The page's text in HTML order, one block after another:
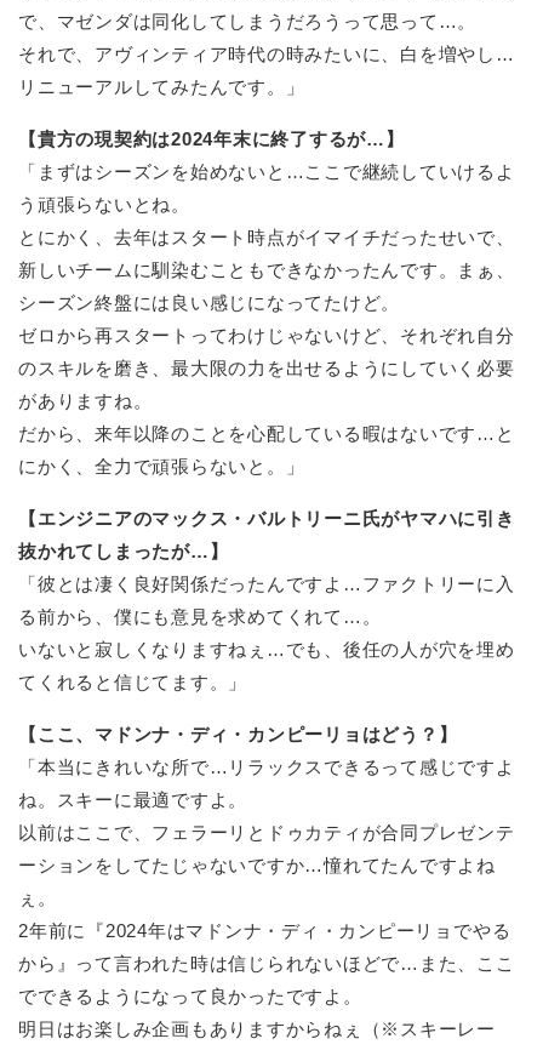
で、マゼンダは同化してしまうだろうって思って…。
それで、アヴィンティア時代の時みたいに、白を増やし…
リニューアルしてみたんです。」
【貴方の現契約は2024年末に終了するが…】
「まずはシーズンを始めないと…ここで継続していけるよ
う頑張らないとね。
とにかく、去年はスタート時点がイマイチだったせいで、
新しいチームに馴染むこともできなかったんです。まぁ、
シーズン終盤には良い感じになってたけど。
ゼロから再スタートってわけじゃないけど、それぞれ自分
のスキルを磨き、最大限の力を出せるようにしていく必要
がありますね。
だから、来年以降のことを心配している暇はないです…と
にかく、全力で頑張らないと。」
【エンジニアのマックス・バルトリーニ氏がヤマハに引き
抜かれてしまったが…】
「彼とは凄く良好関係だったんですよ…ファクトリーに入
る前から、僕にも意見を求めてくれて…。
いないと寂しくなりますねぇ…でも、後任の人が穴を埋め
てくれると信じてます。」
【ここ、マドンナ・ディ・カンピーリョはどう？】
「本当にきれいな所で…リラックスできるって感じですよ
ね。スキーに最適ですよ。
以前はここで、フェラーリとドゥカティが合同プレゼンテ
ーションをしてたじゃないですか…憧れてたんですよね
ぇ。
2年前に『2024年はマドンナ・ディ・カンピーリョでやる
から』って言われた時は信じられないほどで…また、ここ
でできるようになって良かったですよ。
明日はお楽しみ企画もありますからねぇ（※スキーレー